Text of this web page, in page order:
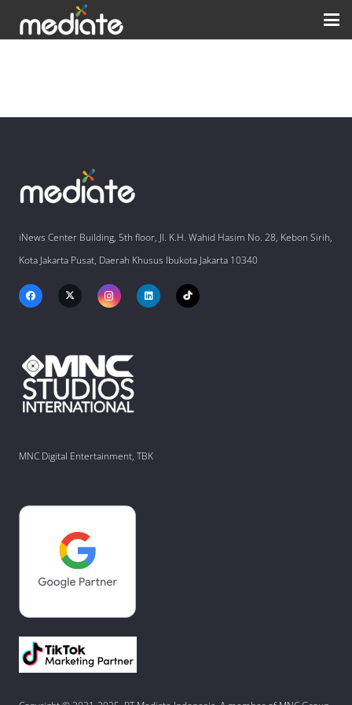
iNews Center Building, 5th floor, Jl. K.H. Wahid Hasim No. 28, Kebon Sirih,
Kota Jakarta Pusat, Daerah Khusus Ibukota Jakarta 10340
MNC Digital Entertainment, TBK